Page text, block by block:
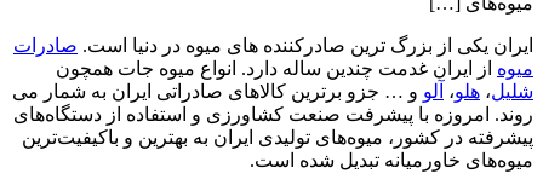
ایران یکی از بزرگ ترین صادرکننده های میوه در دنیا است. صادرات
میوه از ایران غدمت چندین ساله دارد. انواع میوه جات همچون
شلیل، هلو، آلو و … جزو برترین کالاهای صادراتی ایران به شمار می
روند. امروزه با پیشرفت صنعت کشاورزی و استفاده از دستگاه‌های
پیشرفته در کشور، میوه‌های تولیدی ایران به بهترین و باکیفیت‌ترین
میوه‌های خاورمیانه تبدیل شده است.